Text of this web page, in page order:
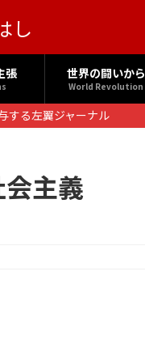
張 世界の闘いから
World Revolution
する左翼ジャーナル
主義